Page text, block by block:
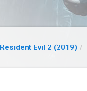
Resident Evil 2 (2019)